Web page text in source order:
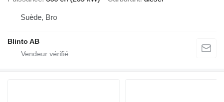
Suède, Bro
Blinto AB